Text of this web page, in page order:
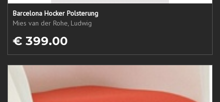
Barcelona Hocker Polsterung
Mies van der Rohe, Ludwig
€ 399.00